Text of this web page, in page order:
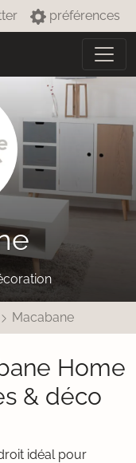
préférences
Macabane
Home
& déco
idéal pour